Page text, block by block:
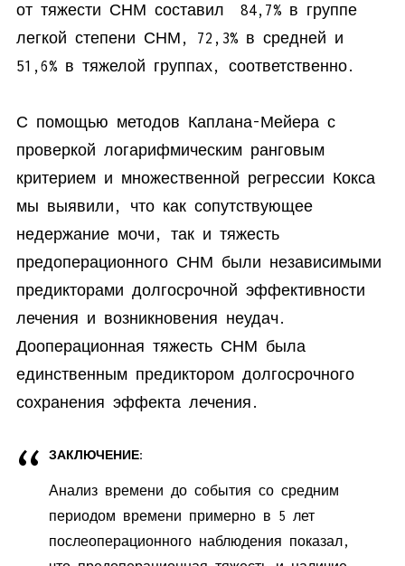
от тяжести СНМ составил 84,7% в группе
легкой степени СНМ, 72,3% в средней и
51,6% в тяжелой группах, соответственно.
С помощью методов Каплана-Мейера с
проверкой логарифмическим ранговым
критерием и множественной регрессии Кокса
мы выявили, что как сопутствующее
недержание мочи, так и тяжесть
предоперационного СНМ были независимыми
предикторами долгосрочной эффективности
лечения и возникновения неудач.
Дооперационная тяжесть СНМ была
единственным предиктором долгосрочного
сохранения эффекта лечения.
ЗАКЛЮЧЕНИЕ:
Анализ времени до события со средним
периодом времени примерно в 5 лет
послеоперационного наблюдения показал,